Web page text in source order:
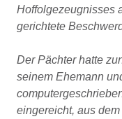
Hoffolgezeugnisses
gerichtete
Der Pächter hatte
seinem Ehemann
eingereicht, aus